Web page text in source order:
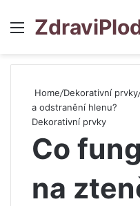
Menu
Home/Dekorativní prvky
a odstranění hlenu?
Dekorativní prvky
Co
na